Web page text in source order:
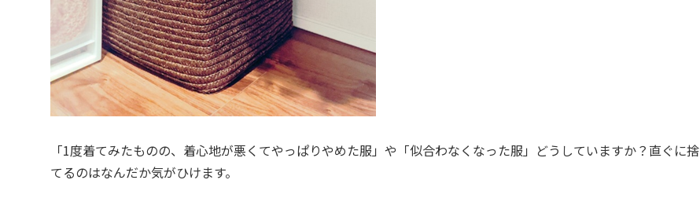
「1度着てみたものの、着心地が悪くてやっぱりやめた服」や「似合わなくなった服」どうしていますか？直ぐに捨
てるのはなんだか気がひけます。